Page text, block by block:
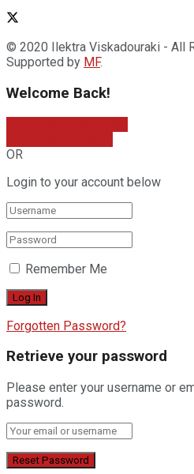
© 2020 Ilektra Viskadouraki - All
Supported by MF.
Welcome Back!
OR
Login to your account below
Remember Me
Forgotten Password?
Retrieve your password
Please enter your username or
password.